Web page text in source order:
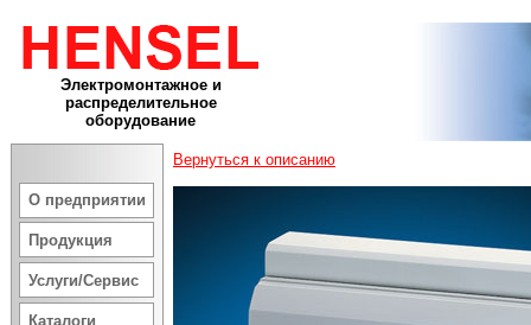
Электромонтажное и
распределительное
оборудование
О предприятии
Продукция
Услуги/Сервис
Каталоги
Вернуться к описанию